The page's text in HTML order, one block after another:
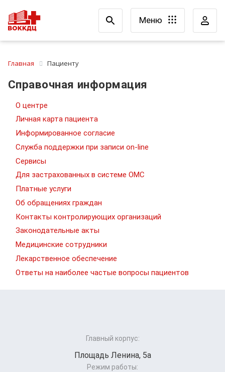
Меню
Главная Пациенту
Справочная информация
О центре
Личная карта пациента
Информированное согласие
Служба поддержки при записи on-line
Сервисы
Для застрахованных в системе ОМС
Платные услуги
Об обращениях граждан
Контакты контролирующих организаций
Законодательные акты
Медицинские сотрудники
Лекарственное обеспечение
Ответы на наиболее частые вопросы пациентов
Главный корпус:
Площадь Ленина, 5а
Режим работы: